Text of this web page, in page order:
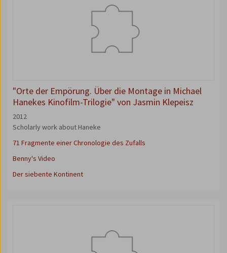
"Orte der Empörung. Über die Montage in Michael
Hanekes Kinofilm-Trilogie" von Jasmin Klepeisz
2012
Scholarly work about Haneke
71 Fragmente einer Chronologie des Zufalls
Benny's Video
Der siebente Kontinent